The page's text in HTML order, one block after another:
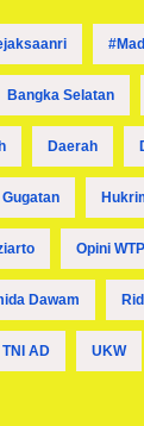
yang
FA
Bangka Selatan
Daerah
Gugatan
Opini WTP
Dawam
TNI AD UKW